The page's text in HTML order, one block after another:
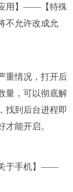
用】——【特殊
允许改成允
重情况，打开后
量，可以彻底解
找到后台进程即
能开启。
于手机】——